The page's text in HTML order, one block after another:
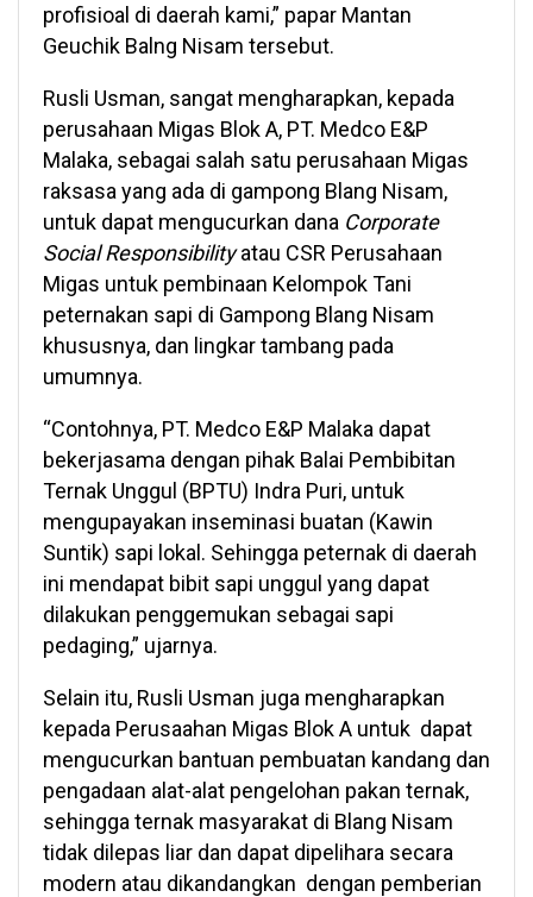
profisioal di daerah kami,” papar Mantan
Geuchik Balng Nisam tersebut.
Rusli Usman, sangat mengharapkan, kepada
perusahaan Migas Blok A, PT. Medco E&P
Malaka, sebagai salah satu perusahaan Migas
raksasa yang ada di gampong Blang Nisam,
untuk dapat mengucurkan dana Corporate
Social Responsibilityatau CSR Perusahaan
Migas untuk pembinaan Kelompok Tani
peternakan sapi di Gampong Blang Nisam
khususnya, dan lingkar tambang pada
umumnya.
“Contohnya, PT. Medco E&P Malaka dapat
bekerjasama dengan pihak Balai Pembibitan
Ternak Unggul (BPTU) Indra Puri, untuk
mengupayakan inseminasi buatan (Kawin
Suntik) sapi lokal. Sehingga peternak di daerah
ini mendapat bibit sapi unggul yang dapat
dilakukan penggemukan sebagai sapi
pedaging,” ujarnya.
Selain itu, Rusli Usman juga mengharapkan
kepada Perusaahan Migas Blok A untuk dapat
mengucurkan bantuan pembuatan kandang dan
pengadaan alat-alat pengelohan pakan ternak,
sehingga ternak masyarakat di Blang Nisam
tidak dilepas liar dan dapat dipelihara secara
modern atau dikandangkan dengan pemberian